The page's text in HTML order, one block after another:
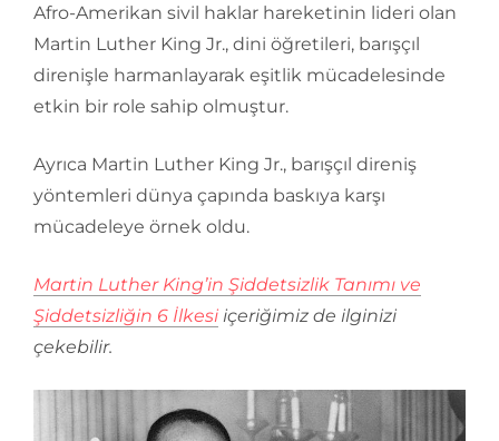
Afro-Amerikan sivil haklar hareketinin lideri olan
Martin Luther King Jr., dini öğretileri, barışçıl
direnişle harmanlayarak eşitlik mücadelesinde
etkin bir role sahip olmuştur.
Ayrıca Martin Luther King Jr., barışçıl direniş
yöntemleri dünya çapında baskıya karşı
mücadeleye örnek oldu.
Martin Luther King’in Şiddetsizlik Tanımı ve
Şiddetsizliğin 6 İlkesi içeriğimiz de ilginizi
çekebilir.